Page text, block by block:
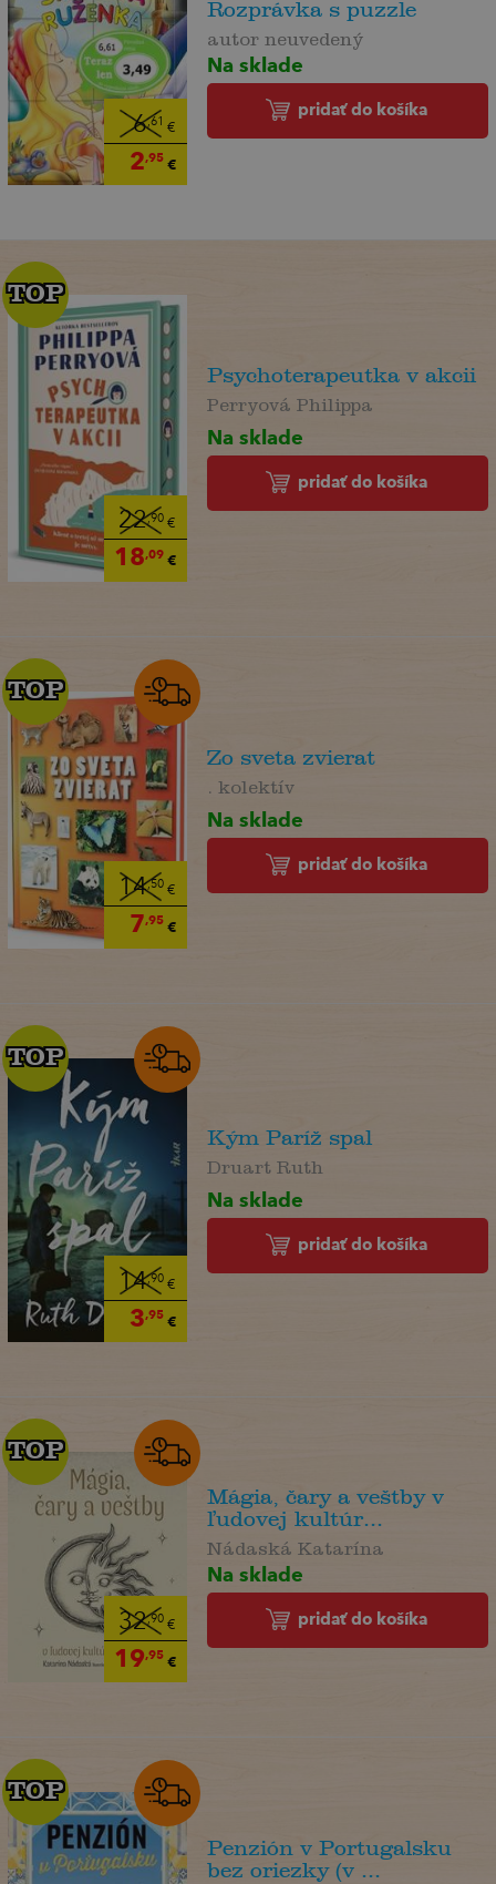
6,61 €
2,95€
Rozprávka s puzzle
autor neuvedený
Na sklade
pridať do košíka
22,90€
18,09€
TOP
TOP
Psychoterapeutka v akcii
Perryová Philippa
Na sklade
pridať do košíka
14,50€
7,95€
TOP
TOP
Zo sveta zvierat
. kolektív
Na sklade
pridať do košíka
14,90€
3,95€
TOP
TOP
Kým Paríž spal
Druart Ruth
Na sklade
pridať do košíka
32,90€
19,95€
TOP
TOP
Mágia, čary a veštby v
ľudovej kultúr...
Nádaská Katarína
Na sklade
pridať do košíka
TOP
TOP
Penzión v Portugalsku
bez oriezky (v ...